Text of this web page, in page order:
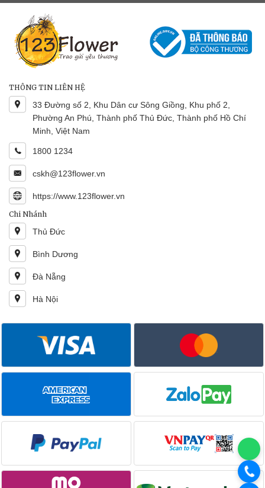
THÔNG TIN LIÊN HỆ
33 Đường số 2, Khu Dân cư Sông Giồng, Khu phố 2,
Phường An Phú, Thành phố Thủ Đức, Thành phố Hồ Chí
Minh, Việt Nam
1800 1234
cskh@123flower.vn
https://www.123flower.vn
Chi Nhánh
Thủ Đức
Bình Dương
Đà Nẵng
Hà Nội